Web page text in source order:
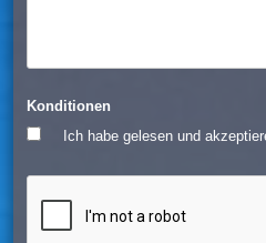
Konditionen
Ich habe gelesen und